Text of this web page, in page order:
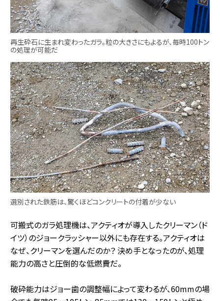
再生砕石に生まれ変わったガラ。粒の大きさにもよるが、毎時100トン
の処理が可能だ
選別された鉄筋は、驚くほどコンクリートの付着が少ない
可搬式のガラ処理機は、アクティオが導入したクリーマン（ド
イツ）のジョークラッシャー以外にも存在する。アクティオは
なぜ、クリーマンを選んだのか？ 決め手となったのが、処理
能力の高さと圧倒的な低燃費だ。
破砕能力はジョー歯の調整幅によって変わるが、60mmの場